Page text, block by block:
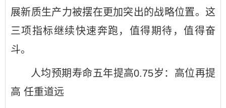
展新质生产力被摆在更加突出的战略位置。这
三项指标继续快速奔跑，值得期待，值得奋
斗。
人均预期寿命五年提高0.75岁：高位再提
高 任重道远